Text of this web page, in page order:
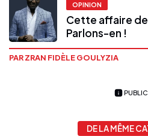
OPINION
Cette affaire
Parlons-en !
PAR ZRAN FIDÈLE GOULYZIA
DE LA MÊME